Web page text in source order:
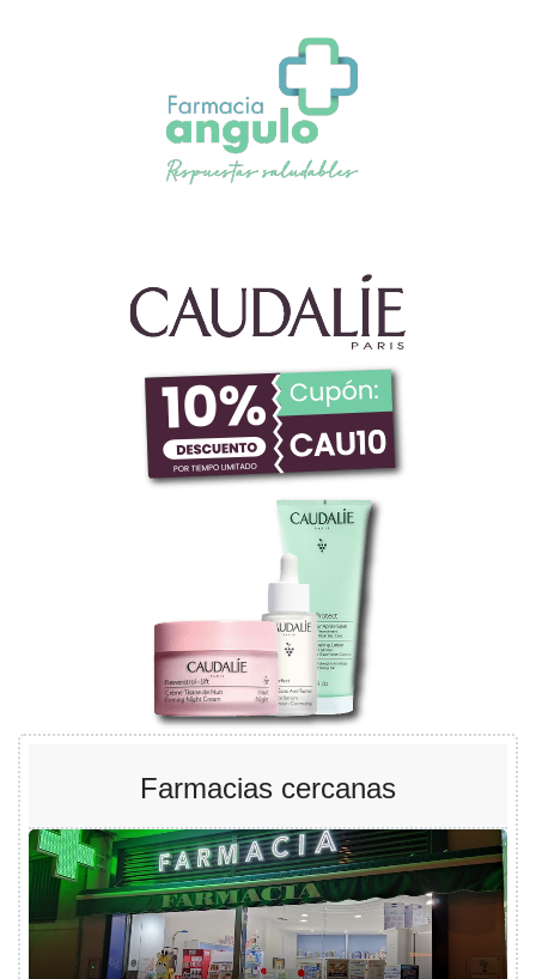
Farmacias cercanas